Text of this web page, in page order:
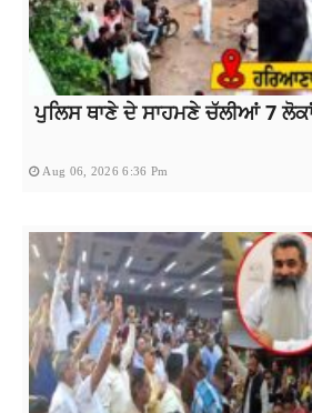
ਪੁਲਿਸ ਥਾਣੇ ਦੇ ਸਾਹਮਣੇ ਚੱਲੀਆਂ 7
Aug 06, 2026 6:36 Pm